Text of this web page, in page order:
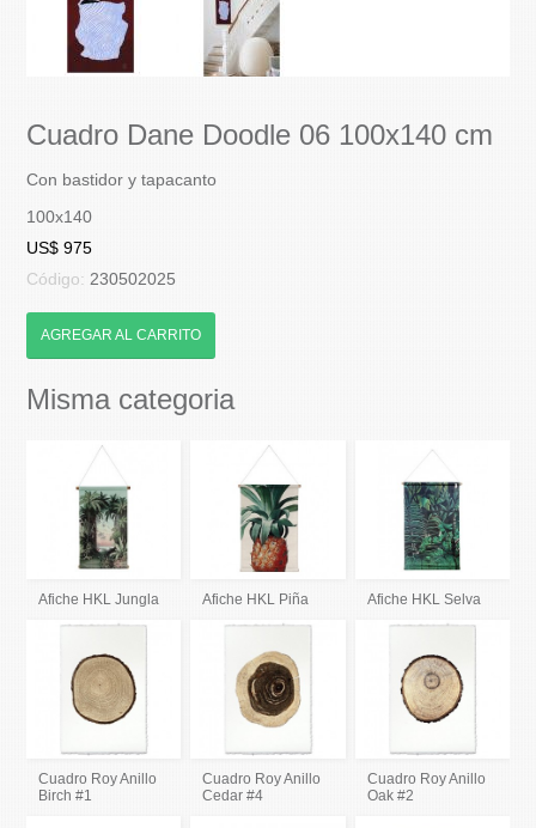
Cuadro Dane Doodle 06 100x140 cm
Con bastidor y tapacanto
100x140
US$ 975
Código: 230502025
AGREGAR AL CARRITO
Misma categoria
Afiche HKL Jungla Afiche HKL Piña Afiche HKL Selva
Cuadro Roy Anillo
Birch #1
Cuadro Roy Anillo
Cedar #4
Cuadro Roy Anillo
Oak #2